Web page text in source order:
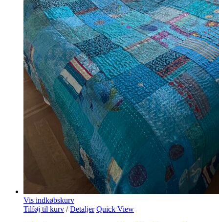
Vis indkøbskurv
Tilføj til kurv / Detaljer Quick View